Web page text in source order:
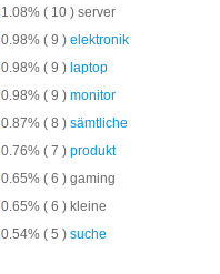
1.08% ( 10 ) server
0.98% ( 9 ) elektronik
0.98% ( 9 ) laptop
0.98% ( 9 ) monitor
0.87% ( 8 ) sämtliche
0.76% ( 7 ) produkt
0.65% ( 6 ) gaming
0.65% ( 6 ) kleine
0.54% ( 5 ) suche